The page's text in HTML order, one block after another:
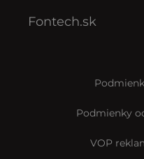
Fontech.sk
Podmienky
VOP